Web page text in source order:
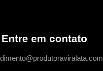
Entre em contato